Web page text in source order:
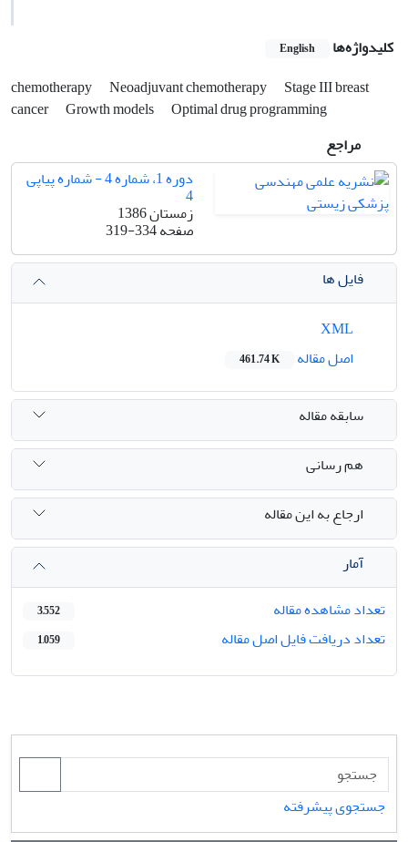
کلیدواژه‌ها English
chemotherapy Neoadjuvant chemotherapy
Stage III breast
cancer Growth models
Optimal drug programming
مراجع
دوره 1، شماره 4 - شماره پیاپی
4
زمستان 1386
صفحه319-334
فایل ها
اصل مقاله
461.74 K
سابقه مقاله
هم رسانی
ارجاع به این مقاله
آمار
تعداد مشاهده مقاله
3,552
تعداد دریافت فایل اصل مقاله 1,059
جستجوی پیشرفته